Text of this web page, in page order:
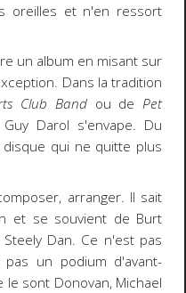
oreilles et n'en ressort
un album en misant sur
Dans la tradition
Club Band ou dePet
Darol s'envape. Du
qui ne quitte plus
arranger. Il sait
et se souvient de Burt
Dan. Ce n'est pas
un podium d'avant-
sont Donovan, Michael